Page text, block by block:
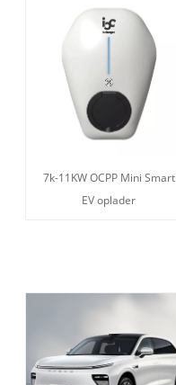
7k-11KW OCPP Mini Smart
EV oplader